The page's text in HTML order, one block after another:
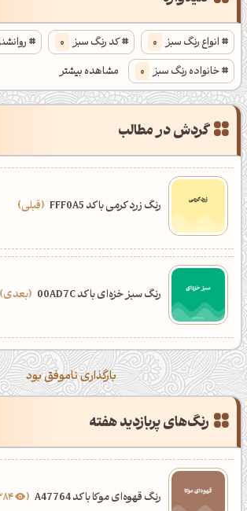
انواع رنگ سبز 0 کد رنگ سبز 0
خانواده رنگ سبز 0
مشاهده بیشتر
انواع رنگ سبز جنگلی 0 کد رنگ سبز جنگلی 0
روانشناسی رنگ سبز جنگلی
گردش در مطالب
رنگ زرد کرمی با کد FFF0A5 قبلی
رنگ سبز خزه‌ای با کد 00AD7C بعدی
بارگذاری ناموفق بود
رنگ‌های پربازدید هفته
رنگ قهوه‌ای موکا با کد A47764 4,384